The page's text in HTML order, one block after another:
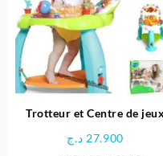
la
Trotteur et Centre de
rotation à 360 degrés
27.900 د.ج